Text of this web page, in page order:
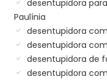
desentupidora
Paulínia
desentupidora
desentupidora
desentupidora de
desentupidora